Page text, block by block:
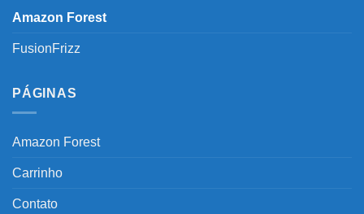
Amazon Forest
FusionFrizz
PÁGINAS
Amazon Forest
Carrinho
Contato